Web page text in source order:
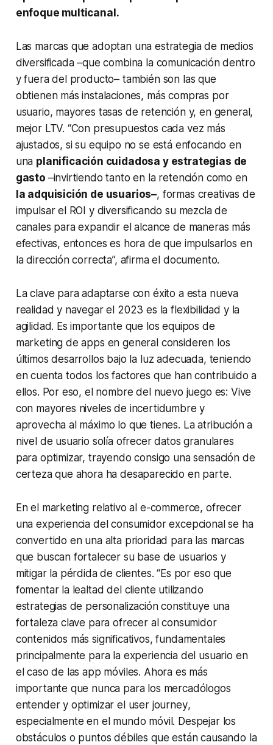
enfoque multicanal.
Las marcas que adoptan una estrategia de medios
diversificada –que combina la comunicación dentro
y fuera del producto– también son las que
obtienen más instalaciones, más compras por
usuario, mayores tasas de retención y, en general,
mejor LTV. “Con presupuestos cada vez más
ajustados, si su equipo no se está enfocando en
una planificación cuidadosa y estrategias de
gasto –invirtiendo tanto en la retención como en
la adquisición de usuarios–, formas creativas de
impulsar el ROI y diversificando su mezcla de
canales para expandir el alcance de maneras más
efectivas, entonces es hora de que impulsarlos en
la dirección correcta”, afirma el documento.
La clave para adaptarse con éxito a esta nueva
realidad y navegar el 2023 es la flexibilidad y la
agilidad. Es importante que los equipos de
marketing de apps en general consideren los
últimos desarrollos bajo la luz adecuada, teniendo
en cuenta todos los factores que han contribuido a
ellos. Por eso, el nombre del nuevo juego es: Vive
con mayores niveles de incertidumbre y
aprovecha al máximo lo que tienes. La atribución a
nivel de usuario solía ofrecer datos granulares
para optimizar, trayendo consigo una sensación de
certeza que ahora ha desaparecido en parte.
En el marketing relativo al e-commerce, ofrecer
una experiencia del consumidor excepcional se ha
convertido en una alta prioridad para las marcas
que buscan fortalecer su base de usuarios y
mitigar la pérdida de clientes. “Es por eso que
fomentar la lealtad del cliente utilizando
estrategias de personalización constituye una
fortaleza clave para ofrecer al consumidor
contenidos más significativos, fundamentales
principalmente para la experiencia del usuario en
el caso de las app móviles. Ahora es más
importante que nunca para los mercadólogos
entender y optimizar el user journey,
especialmente en el mundo móvil. Despejar los
obstáculos o puntos débiles que están causando la